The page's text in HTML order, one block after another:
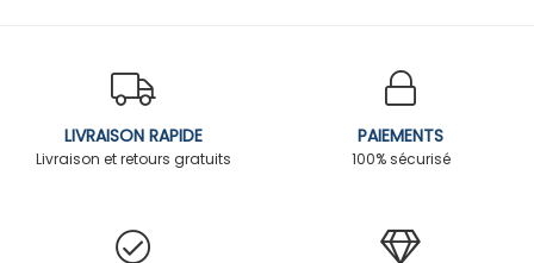
LIVRAISON RAPIDE
Livraison et retours gratuits
PAIEMENTS
100% sécurisé